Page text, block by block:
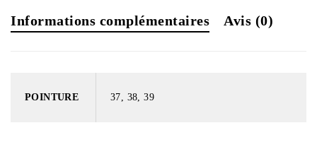
Informations complémentaires Avis (0)
POINTURE 37, 38, 39